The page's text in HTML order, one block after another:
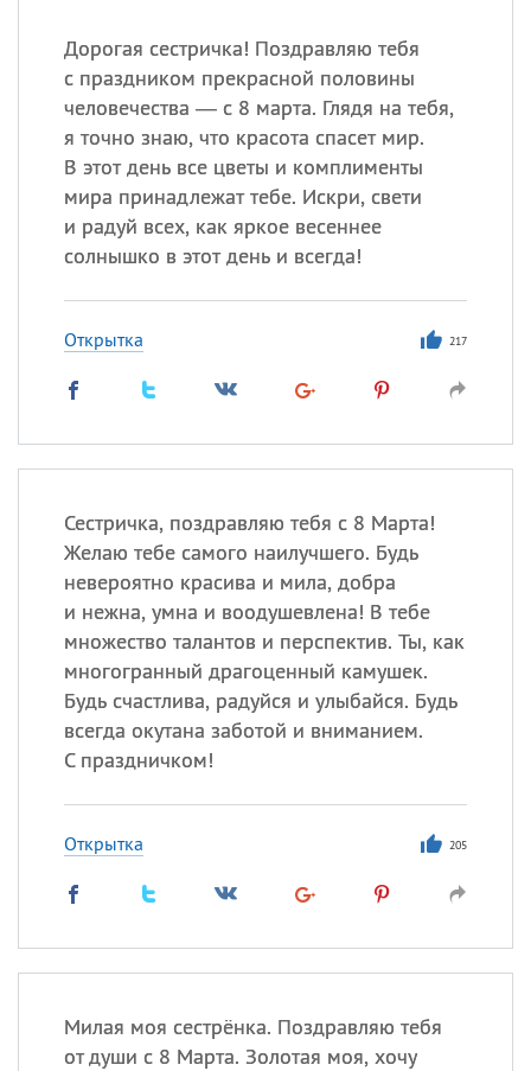
Дорогая сестричка! Поздравляю тебя
с праздником прекрасной половины
человечества — с 8 марта. Глядя на тебя,
я точно знаю, что красота спасет мир.
В этот день все цветы и комплименты
мира принадлежат тебе. Искри, свети
и радуй всех, как яркое весеннее
солнышко в этот день и всегда!
Открытка 217
Сестричка, поздравляю тебя с 8 Марта!
Желаю тебе самого наилучшего. Будь
невероятно красива и мила, добра
и нежна, умна и воодушевлена! В тебе
множество талантов и перспектив. Ты, как
многогранный драгоценный камушек.
Будь счастлива, радуйся и улыбайся. Будь
всегда окутана заботой и вниманием.
С праздничком!
Открытка 205
Милая моя сестрёнка. Поздравляю тебя
от души с 8 Марта. Золотая моя, хочу